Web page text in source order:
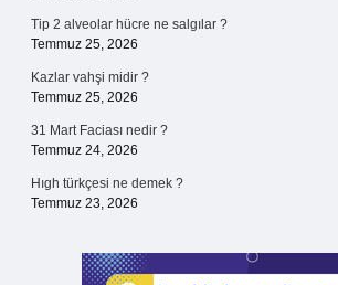
Tip 2 alveolar hücre ne salgılar ?
Temmuz 25, 2026
Kazlar vahşi midir ?
Temmuz 25, 2026
31 Mart Faciası nedir ?
Temmuz 24, 2026
Hıgh türkçesi ne demek ?
Temmuz 23, 2026